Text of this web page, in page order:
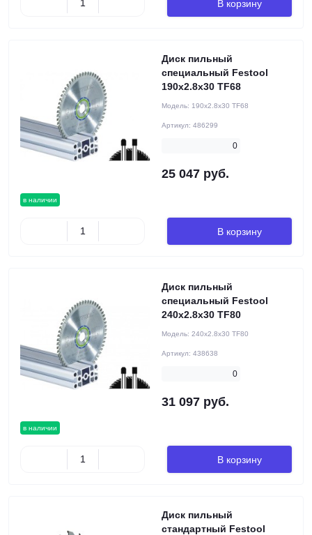
В корзину
в наличии
Диск пильный
специальный Festool
190x2.8x30 TF68
Модель: 190x2.8x30 TF68
Артикул: 486299
0
25 047 руб.
В корзину
в наличии
Диск пильный
специальный Festool
240x2.8x30 TF80
Модель: 240x2.8x30 TF80
Артикул: 438638
0
31 097 руб.
В корзину
Диск пильный
стандартный Festool